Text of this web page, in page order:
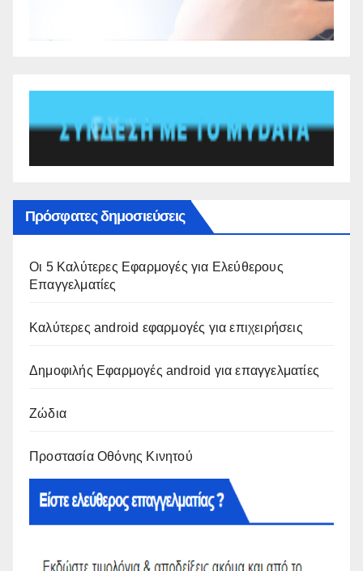
Πρόσφατες δημοσιεύσεις
Οι 5 Καλύτερες Εφαρμογές για Ελεύθερους
Επαγγελματίες
Καλύτερες android εφαρμογές για επιχειρήσεις
Δημοφιλής Εφαρμογές android για επαγγελματίες
Ζώδια
Προστασία Οθόνης Κινητού